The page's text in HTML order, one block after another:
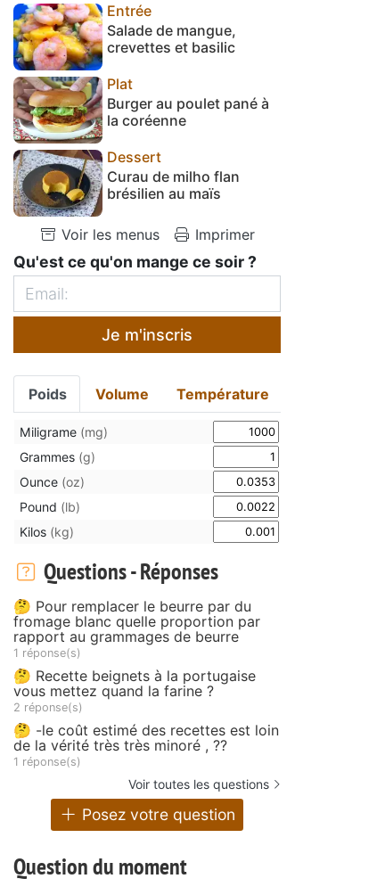
Entrée
Salade de mangue,
crevettes et basilic
Plat
Burger au poulet pané à
la coréenne
Dessert
Curau de milho flan
brésilien au maïs
Voir les menus Imprimer
Qu'est ce qu'on mange ce soir ?
Je m'inscris
Poids Volume Température
Miligrame (mg)
Grammes (g)
Ounce (oz)
Pound (lb)
Kilos (kg)
Questions - Réponses
🤔 Pour remplacer le beurre par du
fromage blanc quelle proportion par
rapport au grammages de beurre
1 réponse(s)
🤔 Recette beignets à la portugaise
vous mettez quand la farine ?
2 réponse(s)
🤔 -le coût estimé des recettes est loin
de la vérité très très minoré , ??
1 réponse(s)
Voir toutes les questions
Posez votre question
Question du moment